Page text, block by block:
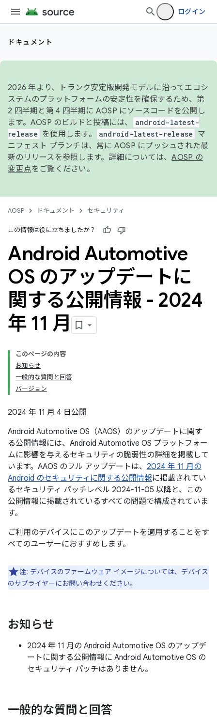
ログイン
ドキュメント
2026 年より、トランク安定版開発モデルに沿ってエコシ
ステムのプラットフォームの安定性を確保するため、第
2 四半期と第 4 四半期に AOSP にソースコードを公開し
ます。AOSP のビルドと投稿には、
android-latest-
release
を使用します。 android-latest-release
マ
ニフェスト ブランチは、常に AOSP にプッシュされた最
新のリリースを参照します。詳細については、AOSP の
変更点をご覧ください。
AOSP ドキュメント セキュリティ
この情報は役に立ちましたか？
Android Automotive
OS のアップデートに
関する公開情報 - 2024
年 11 月
このページの内容
お知らせ
一般的な質問と回答
バージョン
2024 年 11 月 4 日公開
Android Automotive OS（AAOS）のアップデートに関す
る公開情報には、Android Automotive OS プラットフォー
ムに影響を与えるセキュリティの脆弱性の詳細を掲載して
います。AAOS のフル アップデートは、 2024 年 11 月の
Android のセキュリティに関する公開情報に掲載されてい
るセキュリティ パッチレベル 2024-11-05 以降と、この
公開情報に掲載されているすべての問題で構成されていま
す。
ご利用のデバイスにこのアップデートを適用することをす
べてのユーザーにおすすめします。
注: デバイスのファームウェア イメージについては、デバイス
のサプライヤーにお問い合わせください。
お知らせ
2024 年 11 月の Android Automotive OS のアップデ
ートに関する公開情報に Android Automotive OS の
セキュリティ パッチはありません。
一般的な質問と回答